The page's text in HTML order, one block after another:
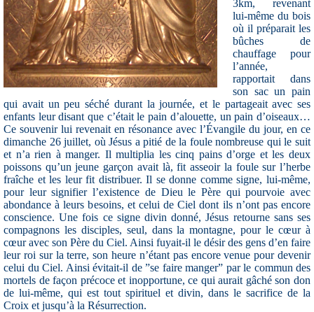
3km, revenant
lui-même du bois
où il préparait les
bûches de
chauffage pour
l’année,
rapportait dans
son sac un pain
qui avait un peu séché durant la journée, et le partageait avec ses
enfants leur disant que c’était le pain d’alouette, un pain d’oiseaux…
Ce souvenir lui revenait en résonance avec l’Évangile du jour, en ce
dimanche 26 juillet, où Jésus a pitié de la foule nombreuse qui le suit
et n’a rien à manger. Il multiplia les cinq pains d’orge et les deux
poissons qu’un jeune garçon avait là, fit asseoir la foule sur l’herbe
fraîche et les leur fit distribuer. Il se donne comme signe, lui-même,
pour leur signifier l’existence de Dieu le Père qui pourvoie avec
abondance à leurs besoins, et celui de Cieldont ils n’ont pas encore
conscience. Une fois ce signe divin donné, Jésus retourne sans ses
compagnons les disciples, seul, dans la montagne, pour le cœur à
cœur avec son Père du Ciel. Ainsi fuyait-il le désir des gens d’en faire
leur roi sur la terre, son heure n’étant pas encore venue pour devenir
celui du Ciel. Ainsi évitait-il de ”se faire manger” par le commun des
mortels de façon précoce et inopportune, ce qui aurait gâché son don
de lui-même, qui est tout spirituel et divin, dans le sacrifice de la
Croix et jusqu’à la Résurrection.